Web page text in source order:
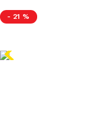
- 21 %